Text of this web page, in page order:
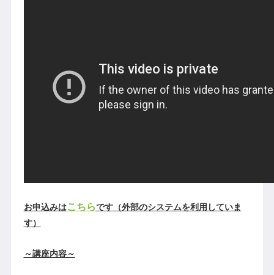
お申込みはこちらです（外部のシステムを利用していま
す）
～講座内容～